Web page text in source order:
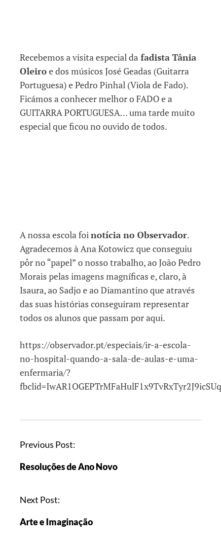
Recebemos a visita especial da fadista Tânia
Oleiro e dos músicos José Geadas (Guitarra
Portuguesa) e Pedro Pinhal (Viola de Fado).
Ficámos a conhecer melhor o FADO e a
GUITARRA PORTUGUESA… uma tarde muito
especial que ficou no ouvido de todos.
A nossa escola foi notícia no Observador.
Agradecemos à Ana Kotowicz que conseguiu
pôr no “papel” o nosso trabalho, ao João Pedro
Morais pelas imagens magníficas e, claro, à
Isaura, ao Sadjo e ao Diamantino que através
das suas histórias conseguiram representar
todos os alunos que passam por aqui.
https://observador.pt/especiais/ir-a-escola-
no-hospital-quando-a-sala-de-aulas-e-uma-
enfermaria/?
Previous Post:
Resoluções de Ano Novo
Next Post:
Arte e Imaginação